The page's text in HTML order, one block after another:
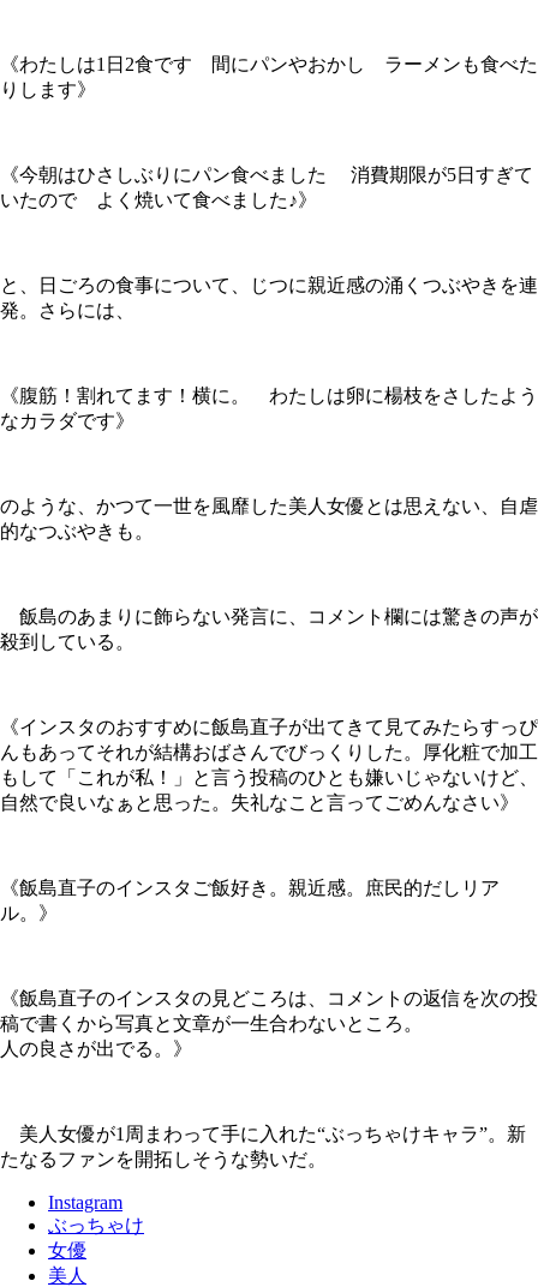
《わたしは1日2食です 間にパンやおかし ラーメンも食べた
りします》
《今朝はひさしぶりにパン食べました 消費期限が5日すぎて
いたので よく焼いて食べました♪》
と、日ごろの食事について、じつに親近感の涌くつぶやきを連
発。さらには、
《腹筋！割れてます！横に。 わたしは卵に楊枝をさしたよう
なカラダです》
のような、かつて一世を風靡した美人女優とは思えない、自虐
的なつぶやきも。
飯島のあまりに飾らない発言に、コメント欄には驚きの声が
殺到している。
《インスタのおすすめに飯島直子が出てきて見てみたらすっぴ
んもあってそれが結構おばさんでびっくりした。厚化粧で加工
もして「これが私！」と言う投稿のひとも嫌いじゃないけど、
自然で良いなぁと思った。失礼なこと言ってごめんなさい》
《飯島直子のインスタご飯好き。親近感。庶民的だしリア
ル。》
《飯島直子のインスタの見どころは、コメントの返信を次の投
稿で書くから写真と文章が一生合わないところ。
人の良さが出でる。》
美人女優が1周まわって手に入れた“ぶっちゃけキャラ”。新
たなるファンを開拓しそうな勢いだ。
Instagram
ぶっちゃけ
女優
美人